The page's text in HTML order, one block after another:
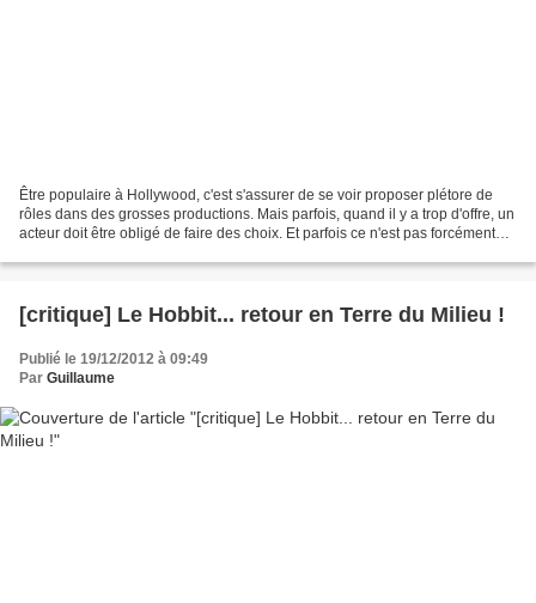
Être populaire à Hollywood, c'est s'assurer de se voir proposer plétore de
rôles dans des grosses productions. Mais parfois, quand il y a trop d'offre, un
acteur doit être obligé de faire des choix. Et parfois ce n'est pas forcément
[critique] Le Hobbit... retour en Terre du Milieu !
Publié le 19/12/2012 à 09:49
Par Guillaume